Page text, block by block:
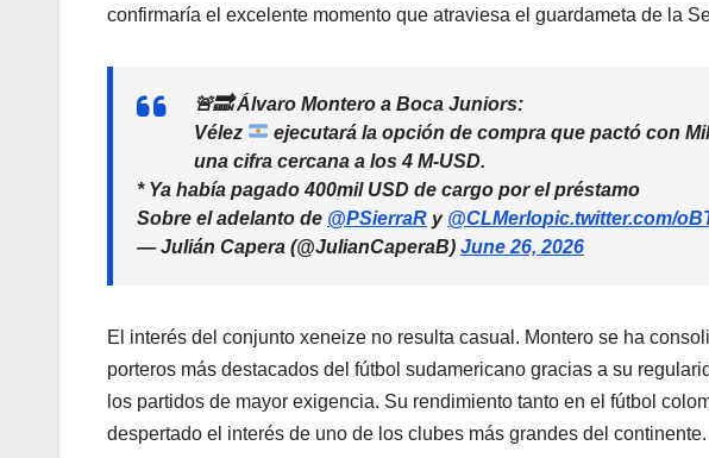
confirmaría el excelente momento que atraviesa el guardameta de la
🚨🔜 Álvaro Montero a Boca Juniors:
Vélez
ejecutará la opción de compra que pactó con
una cifra cercana a los 4 M-USD.
* Ya había pagado 400mil USD de cargo por el préstamo
Sobre el adelanto de @PSierraR y @CLMerlopic.twitter.com/
— Julián Capera (@JulianCaperaB) June 26, 2026
El interés del conjunto xeneize no resulta casual. Montero se ha
porteros más destacados del fútbol sudamericano gracias a su
los partidos de mayor exigencia. Su rendimiento tanto en el fútbol
despertado el interés de uno de los clubes más grandes del continente.